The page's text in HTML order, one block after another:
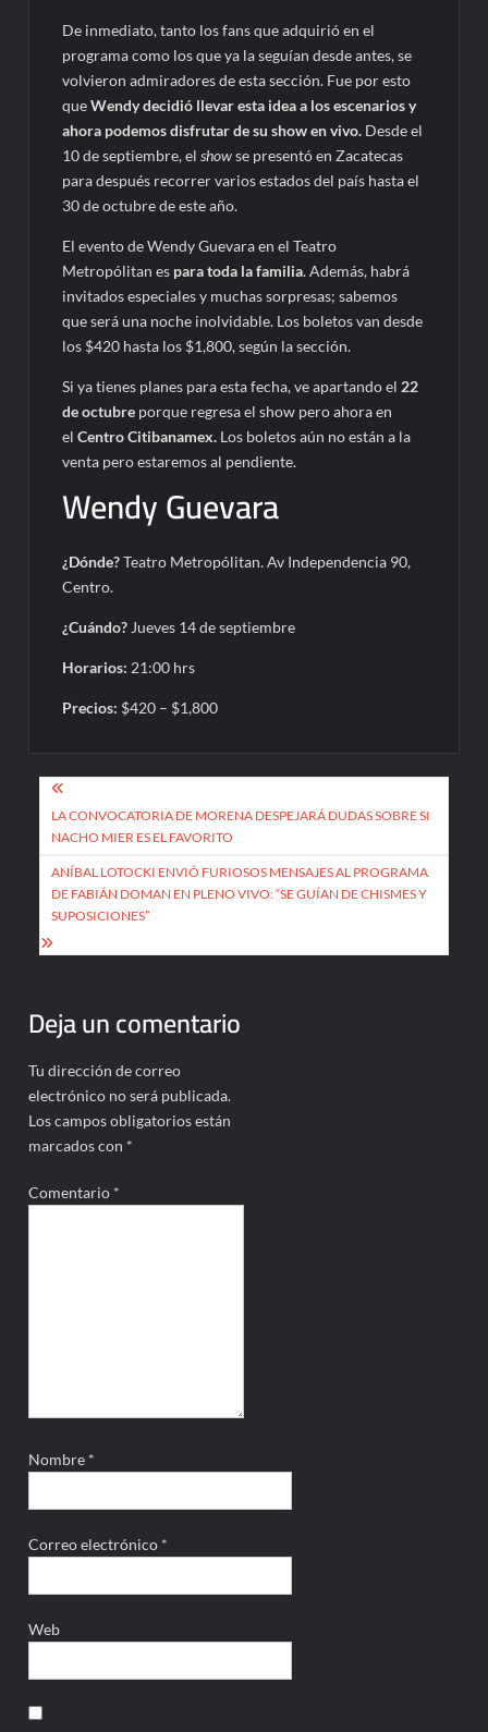
De inmediato, tanto los fans que adquirió en el
programa como los que ya la seguían desde antes, se
volvieron admiradores de esta sección. Fue por esto
queWendy decidió llevar esta idea a los escenarios y
ahora podemos disfrutar de su show en vivo. Desde el
10 de septiembre, el showse presentó en Zacatecas
para después recorrer varios estados del país hasta el
30 de octubre de este año.
El evento de Wendy Guevara en el Teatro
Metropólitan es para toda la familia. Además, habrá
invitados especiales y muchas sorpresas; sabemos
que será una noche inolvidable. Los boletos van desde
los $420 hasta los $1,800, según la sección.
Si ya tienes planes para esta fecha, ve apartando el 22
de octubre porque regresa el show pero ahora en
elCentro Citibanamex. Los boletos aún no están a la
venta pero estaremos al pendiente.
Wendy Guevara
¿Dónde?Teatro Metropólitan. Av Independencia 90,
Centro.
¿Cuándo? Jueves 14 de septiembre
Horarios: 21:00 hrs
Precios: $420 – $1,800
Navegación
de
entradas
LA CONVOCATORIA DE MORENA DESPEJARÁ DUDAS SOBRE SI
NACHO MIER ES EL FAVORITO
ANÍBAL LOTOCKI ENVIÓ FURIOSOS MENSAJES AL PROGRAMA
DE FABIÁN DOMAN EN PLENO VIVO: “SE GUÍAN DE CHISMES Y
SUPOSICIONES”
Deja un comentario
Tu dirección de correo
electrónico no será publicada.
Los campos obligatorios están
marcados con *
Comentario *
Nombre *
Correo electrónico *
Web